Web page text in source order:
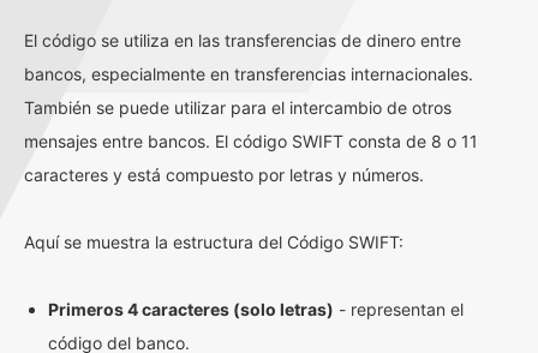
El código se utiliza en las transferencias de dinero entre
bancos, especialmente en transferencias internacionales.
También se puede utilizar para el intercambio de otros
mensajes entre bancos. El código SWIFT consta de 8 o 11
caracteres y está compuesto por letras y números.
Aquí se muestra la estructura del Código SWIFT:
Primeros 4 caracteres (solo letras) - representan el
código del banco.